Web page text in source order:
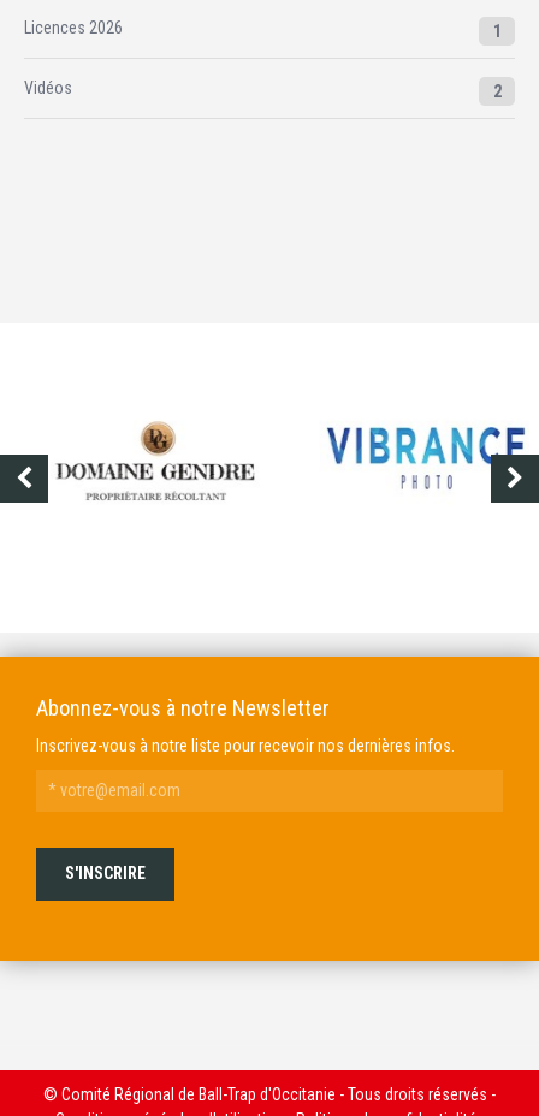
Licences 2026 1
Vidéos 2
Abonnez-vous à notre Newsletter
Inscrivez-vous à notre liste pour recevoir nos dernières infos.
© Comité Régional de Ball-Trap d'Occitanie - Tous droits réservés -